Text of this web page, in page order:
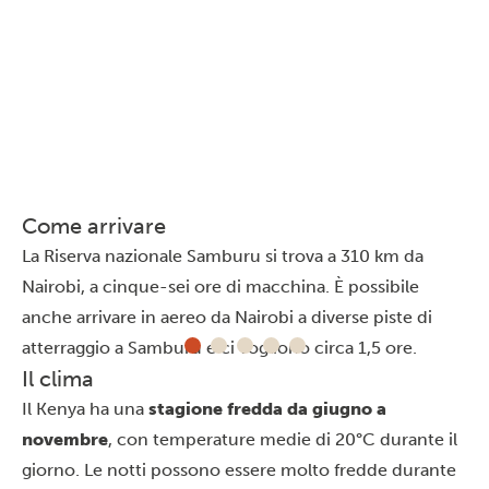
Come arrivare
La Riserva nazionale Samburu si trova a 310 km da
Nairobi, a cinque-sei ore di macchina. È possibile
anche arrivare in aereo da Nairobi a diverse piste di
atterraggio a Samburu e ci vogliono circa 1,5 ore.
Il clima
Il Kenya ha una stagione fredda da giugno a
novembre, con temperature medie di 20°C durante il
giorno. Le notti possono essere molto fredde durante